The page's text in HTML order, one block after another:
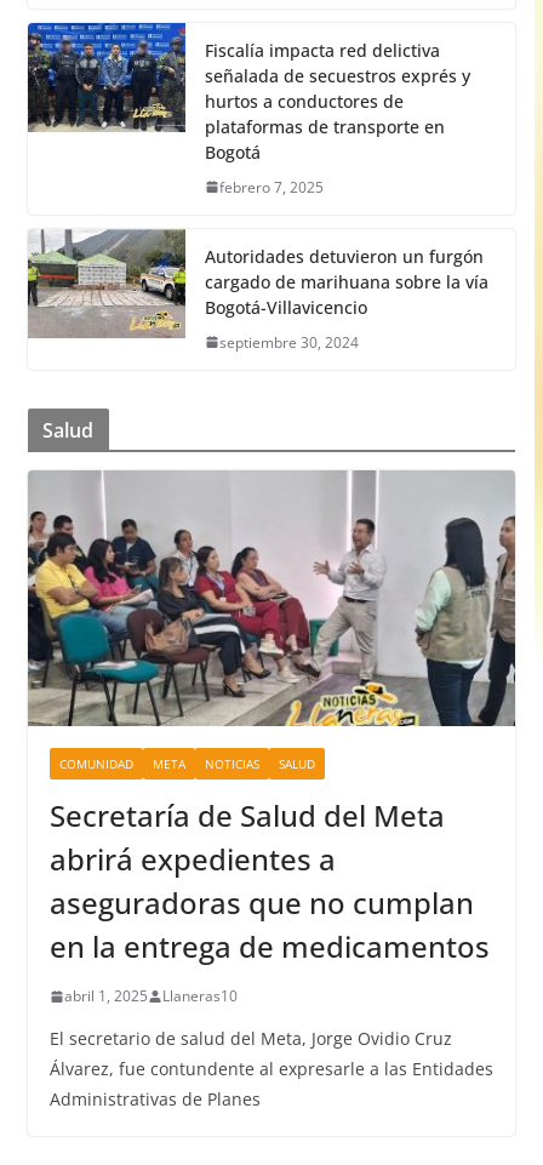
Fiscalía impacta red delictiva
señalada de secuestros exprés y
hurtos a conductores de
plataformas de transporte en
Bogotá
febrero 7, 2025
Autoridades detuvieron un furgón
cargado de marihuana sobre la vía
Bogotá-Villavicencio
septiembre 30, 2024
Salud
COMUNIDAD META NOTICIAS SALUD
Secretaría de Salud del Meta
abrirá expedientes a
aseguradoras que no cumplan
en la entrega de medicamentos
abril 1, 2025 Llaneras10
El secretario de salud del Meta, Jorge Ovidio Cruz
Álvarez, fue contundente al expresarle a las Entidades
Administrativas de Planes